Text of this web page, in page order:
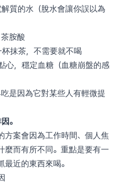
解質的水（脫水會讓你誤以為
胺酸
杯抹茶，不需要就不喝
心，穩定血糖（血糖崩盤的感
吃是因為它對某些人有輕微提
。
方案會因為工作時間、個人焦
麼而有所不同。重點是要有一
近的東西來喝。